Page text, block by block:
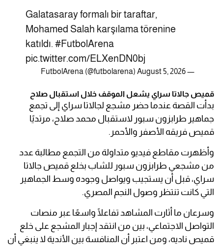
Galatasaray formalı bir taraftar,
Mohamed Salah karşılama törenine
katıldı. #FutbolArena
pic.twitter.com/ELXenDN0bj
— FutbolArena (@futbolarena)
August 5, 2026
قميص جالاتا سراي يشعل الموقف خلال استقبال صلاح
بدأت القصة عندما حضر مشجع لجالاتا سراي إلى تجمع
جماهير طرابزون سبور لاستقبال محمد صلاح، مرتديًا
قميص فريقه الأصفر والأحمر.
وأظهرت مقاطع فيديو متداولة من التجمع مطالبة عدد
من مشجعي طرابزون سبور للشاب بخلع قميص جالاتا
سراي، قبل أن يستجيب ويواصل وجوده وسط الجماهير
التي كانت تنتظر وصول النجم المصري.
وسرعان ما أثارت المشاهد تفاعلًا واسعًا عبر منصات
التواصل الاجتماعي، بين من انتقد إجبار المشجع على خلع
قميص ناديه، ومن اعتبر أن المنافسة بين الأندية لا ينبغي أن